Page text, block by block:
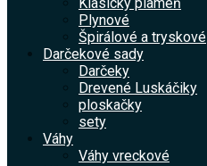
Plynové
Špirálové a tryskové
Darčekové sady
Darčeky
Drevené Luskáčiky
ploskačky
sety
Váhy
Váhy vreckové